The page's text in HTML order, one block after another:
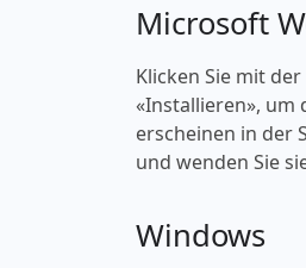
Microsoft
Klicken Sie mit
«‎Installieren», um
erscheinen in der
und wenden Sie
Windows